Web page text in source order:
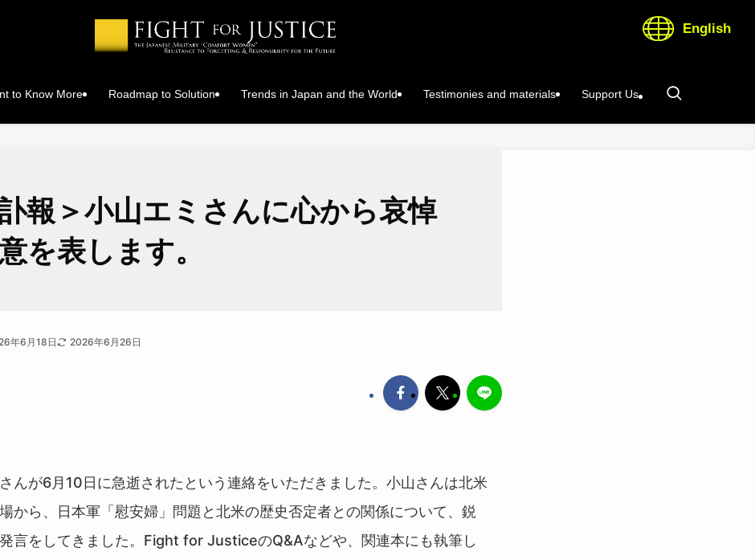
to Know More Roadmap to Solution Trends in Japan and the World Testimonies and materials Support Us
English
報＞小山エミさんに心から哀悼
を表します。
年6月18日 2026年6月26日
んが6月10日に急逝されたという連絡をいただきました。小山さんは北米
から、日本軍「慰安婦」問題と北米の歴史否定者との関係について、鋭
言をしてきました。Fight for JusticeのQ&Aなどや、関連本にも執筆し